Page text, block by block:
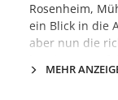
Rosenheim,
ein Blick in die
aber nun die
tut sich leicht.
MEHR